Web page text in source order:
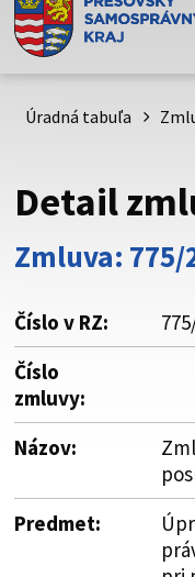
Doména psk.sk je
Toto je oficiálna
psk.sk.
Buďte pozorní a vždy
cez zabezpečenú
vždy začína https://
Úradná tabuľa
Detail
Zmluva: 775/
Číslo v RZ:
Číslo
zmluvy:
Názov:
Predmet: